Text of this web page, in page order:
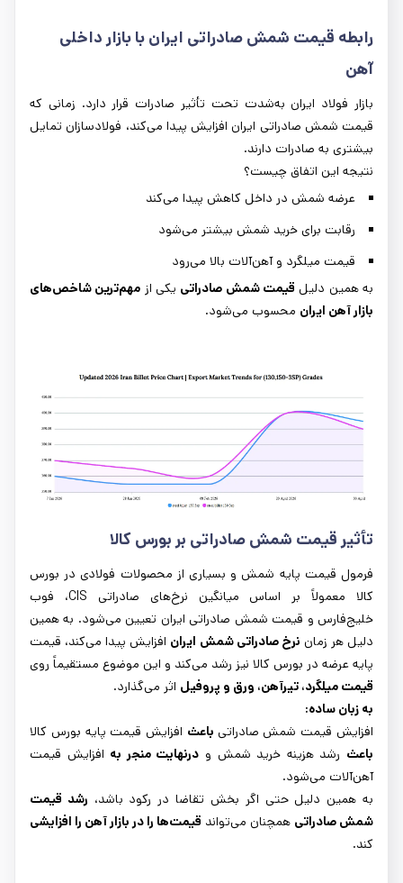
رابطه قیمت شمش صادراتی ایران با بازار داخلی
آهن
بازار فولاد ایران به‌شدت تحت تأثیر صادرات قرار دارد. زمانی که
قیمت شمش صادراتی ایران افزایش پیدا می‌کند، فولادسازان تمایل
بیشتری به صادرات دارند.
نتیجه این اتفاق چیست؟
عرضه شمش در داخل کاهش پیدا می‌کند
رقابت برای خرید شمش بیشتر می‌شود
قیمت میلگرد و آهن‌آلات بالا می‌رود
به همین دلیل قیمت شمش صادراتی یکی از مهم‌ترین شاخص‌های
بازار آهن ایران محسوب می‌شود.
تأثیر قیمت شمش صادراتی بر بورس کالا
فرمول قیمت پایه شمش و بسیاری از محصولات فولادی در بورس
کالا معمولاً بر اساس میانگین نرخ‌های صادراتی CIS، فوب
خلیج‌فارس و قیمت شمش صادراتی ایران تعیین می‌شود. به همین
دلیل هر زمان نرخ صادراتی شمش ایران افزایش پیدا می‌کند، قیمت
پایه عرضه در بورس کالا نیز رشد می‌کند و این موضوع مستقیماً روی
قیمت میلگرد، تیرآهن، ورق و پروفیل اثر می‌گذارد.
به زبان ساده:
افزایش قیمت شمش صادراتی باعث افزایش قیمت پایه بورس کالا
باعث رشد هزینه خرید شمش و درنهایت منجر به افزایش قیمت
آهن‌آلات می‌شود.
به همین دلیل حتی اگر بخش تقاضا در رکود باشد، رشد قیمت
شمش صادراتی همچنان می‌تواند قیمت‌ها را در بازار آهن را افزایشی
کند.